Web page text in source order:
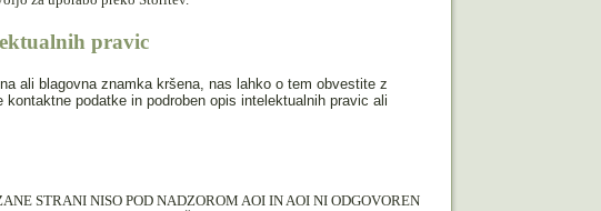
pravic
ali blagovna znamka kršena, nas lahko o tem obvestite z
podatke in podroben opis intelektualnih pravic ali
STRANI NISO POD NADZOROM AOI IN AOI NI ODGOVOREN